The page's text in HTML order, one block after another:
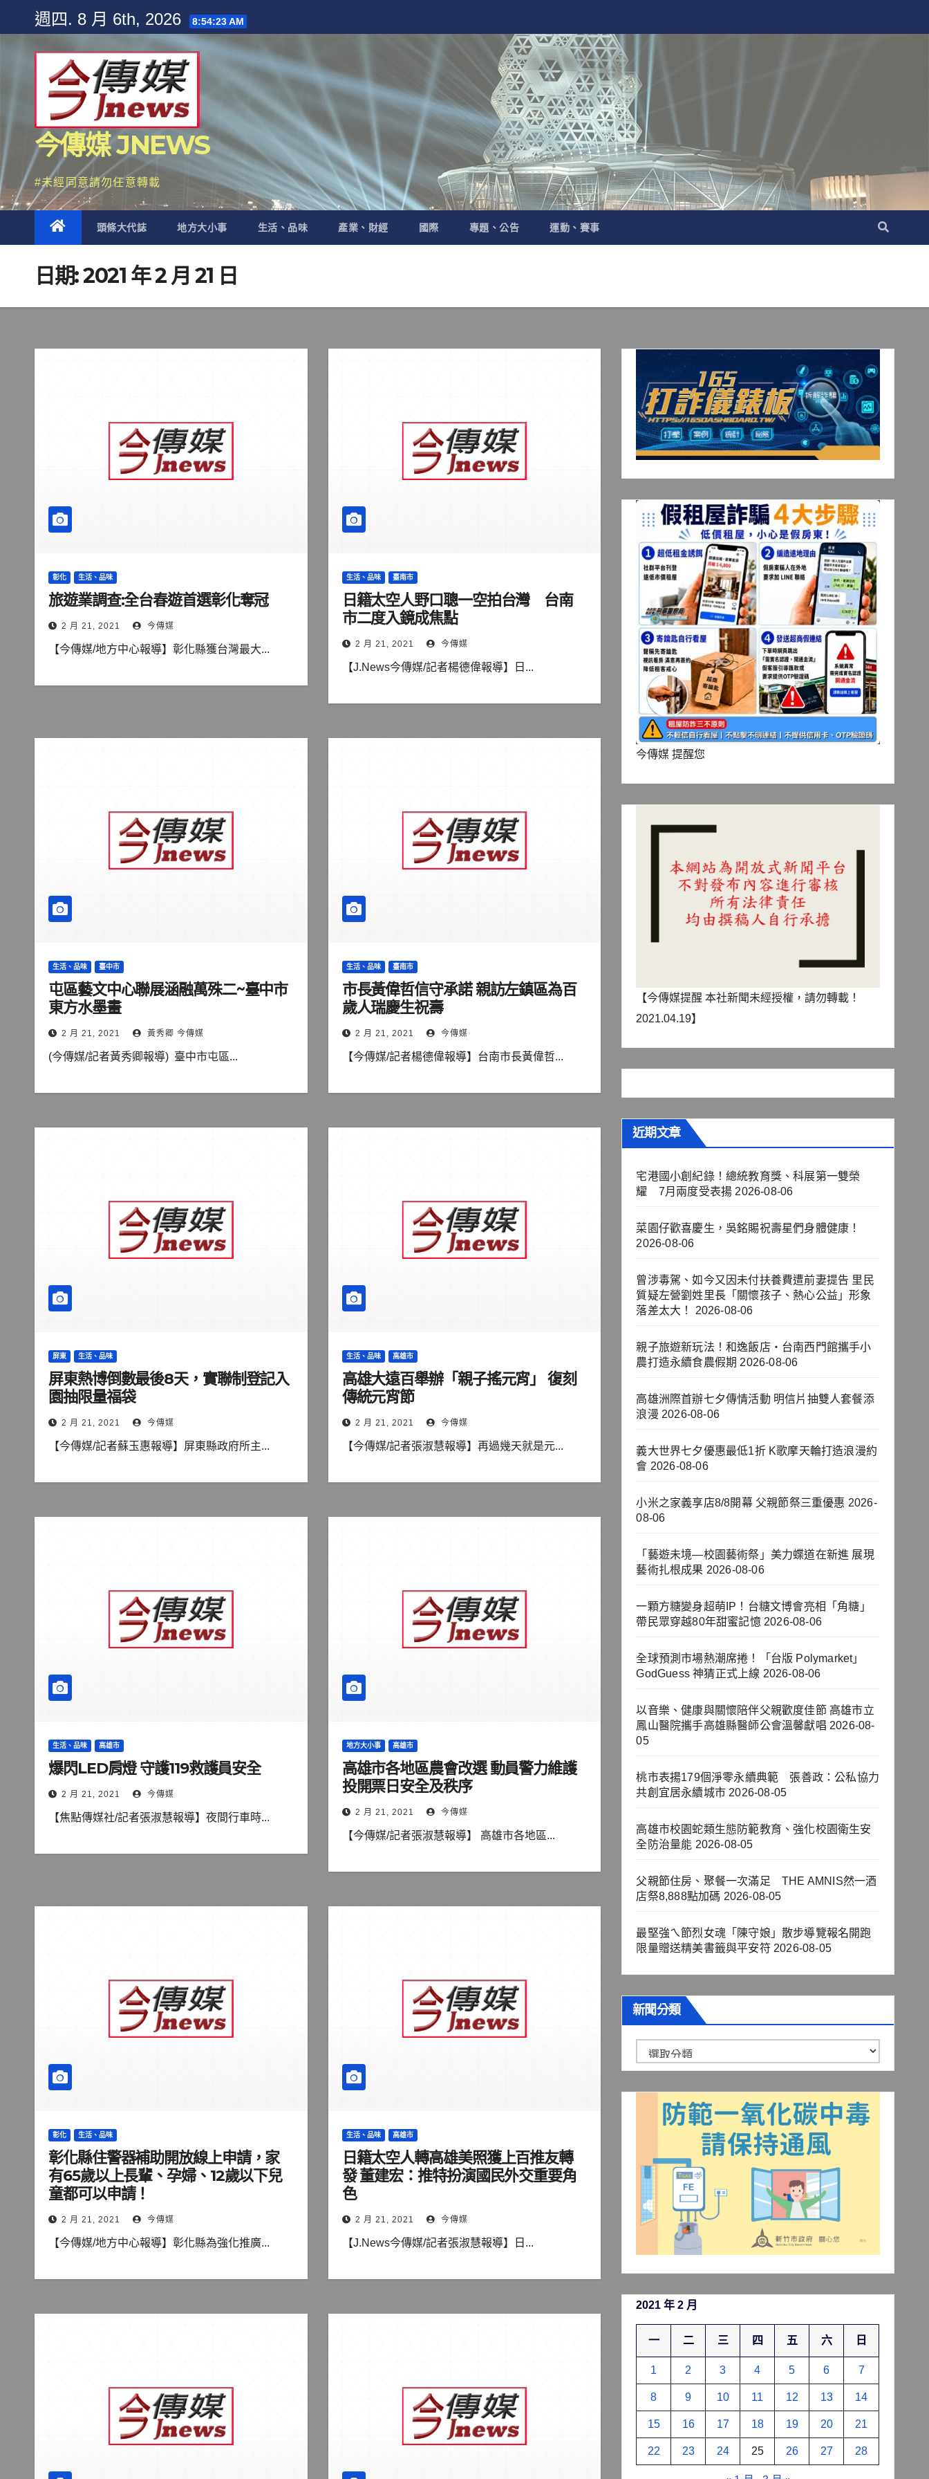
content
週四. 8 月 6th, 2026 8:54:24 AM
今傳媒 JNEWS
#未經同意請勿任意轉載
頭條大代誌 地方大小事 生活、品味 產業、財經 國際 專題、公告 運動、賽事
日期:2021 年 2 月 21 日
彰化 生活、品味
旅遊業調查:全台春遊首選彰化奪冠
2 月 21, 2021 今傳媒
【今傳媒/地方中心報導】彰化縣獲台灣最大...
生活、品味 臺南市
日籍太空人野口聰一空拍台灣 台南
市二度入鏡成焦點
2 月 21, 2021 今傳媒
【J.News今傳媒/記者楊德偉報導】日...
生活、品味 臺中市
屯區藝文中心聯展涵融萬殊二~臺中市
東方水墨畫
2 月 21, 2021 黃秀卿 今傳媒
(今傳媒/記者黃秀卿報導) 臺中市屯區...
生活、品味 臺南市
市長黃偉哲信守承諾 親訪左鎮區為百
歲人瑞慶生祝壽
2 月 21, 2021 今傳媒
【今傳媒/記者楊德偉報導】台南市長黃偉哲...
屏東 生活、品味
屏東熱博倒數最後8天，實聯制登記入
園抽限量福袋
2 月 21, 2021 今傳媒
【今傳媒/記者蘇玉惠報導】屏東縣政府所主...
生活、品味 高雄市
高雄大遠百舉辦「親子搖元宵」 復刻
傳統元宵節
2 月 21, 2021 今傳媒
【今傳媒/記者張淑慧報導】再過幾天就是元...
生活、品味 高雄市
爆閃LED肩燈 守護119救護員安全
2 月 21, 2021 今傳媒
【焦點傳媒社/記者張淑慧報導】夜間行車時...
地方大小事 高雄市
高雄市各地區農會改選 動員警力維護
投開票日安全及秩序
2 月 21, 2021 今傳媒
【今傳媒/記者張淑慧報導】 高雄市各地區...
彰化 生活、品味
彰化縣住警器補助開放線上申請，家
有65歲以上長輩、孕婦、12歲以下兒
童都可以申請！
2 月 21, 2021 今傳媒
【今傳媒/地方中心報導】彰化縣為強化推廣...
生活、品味 高雄市
日籍太空人轉高雄美照獲上百推友轉
發 董建宏：推特扮演國民外交重要角
色
2 月 21, 2021 今傳媒
【J.News今傳媒/記者張淑慧報導】日...
今傳媒 提醒您
【今傳媒提醒 本社新聞未經授權，請勿轉載！
2021.04.19】
近期文章
宅港國小創紀錄！總統教育獎、科展第一雙榮
耀 7月兩度受表揚 2026-08-06
菜園仔歡喜慶生，吳銘賜祝壽星們身體健康！
2026-08-06
曾涉毒駕、如今又因未付扶養費遭前妻提告 里民
質疑左營劉姓里長「關懷孩子、熱心公益」形象
落差太大！
2026-08-06
親子旅遊新玩法！和逸飯店‧台南西門館攜手小
農打造永續食農假期 2026-08-06
高雄洲際首辦七夕傳情活動 明信片抽雙人套餐添
浪漫 2026-08-06
義大世界七夕優惠最低1折 K歌摩天輪打造浪漫約
會 2026-08-06
小米之家義享店8/8開幕 父親節祭三重優惠 2026-
08-06
「藝遊未境—校園藝術祭」美力蝶道在新進 展現
藝術扎根成果 2026-08-06
一顆方糖變身超萌IP！台糖文博會亮相「角糖」
帶民眾穿越80年甜蜜記憶 2026-08-06
全球預測市場熱潮席捲！「台版 Polymarket」
GodGuess 神猜正式上線 2026-08-06
以音樂、健康與關懷陪伴父親歡度佳節 高雄市立
鳳山醫院攜手高雄縣醫師公會溫馨獻唱 2026-08-
05
桃市表揚179個淨零永續典範 張善政：公私協力
共創宜居永續城市 2026-08-05
高雄市校園蛇類生態防範教育、強化校園衛生安
全防治量能 2026-08-05
父親節住房、聚餐一次滿足 THE AMNIS然一酒
店祭8,888點加碼 2026-08-05
最堅強ㄟ節烈女魂「陳守娘」散步導覽報名開跑
限量贈送精美書籤與平安符 2026-08-05
新聞分類
聞
分
2021 年 2 月
一 二 三 四 五 六 日
1 2 3 4 5 6 7
8 9 10 11 12 13 14
15 16 17 18 19 20 21
22 23 24 25 26 27 28